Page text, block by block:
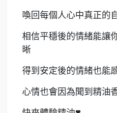
喚回每個人心中真正的
相信平穩後的情緒能讓
晰
得到安定後的情緒也能
心情也會因為聞到精油